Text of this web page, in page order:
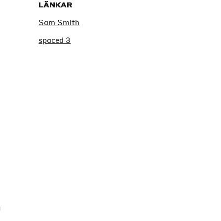
LÄNKAR
Sam Smith
spaced 3